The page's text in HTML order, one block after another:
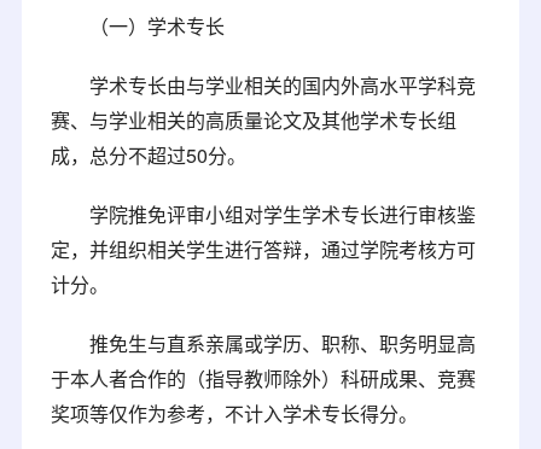
（一）学术专长
学术专长由与学业相关的国内外高水平学科竞
赛、与学业相关的高质量论文及其他学术专长组
成，总分不超过50分。
学院推免评审小组对学生学术专长进行审核鉴
定，并组织相关学生进行答辩，通过学院考核方可
计分。
推免生与直系亲属或学历、职称、职务明显高
于本人者合作的（指导教师除外）科研成果、竞赛
奖项等仅作为参考，不计入学术专长得分。